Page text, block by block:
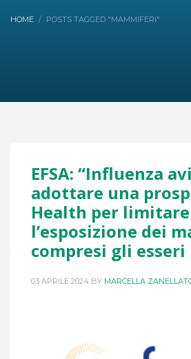
HOME POSTS TAGGED "MAMMIFERI"
EFSA: “Influenza
adottare una
Health per limitare
l’esposizione dei
compresi gli esseri
03 APRILE 2024 BY MARCELLA